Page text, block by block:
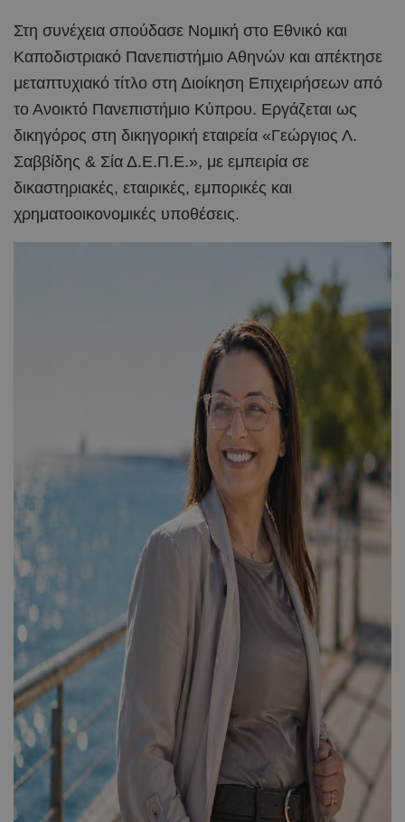
Στη συνέχεια σπούδασε Νομική στο Εθνικό και
Καποδιστριακό Πανεπιστήμιο Αθηνών και απέκτησε
μεταπτυχιακό τίτλο στη Διοίκηση Επιχειρήσεων από
το Ανοικτό Πανεπιστήμιο Κύπρου. Εργάζεται ως
δικηγόρος στη δικηγορική εταιρεία «Γεώργιος Λ.
Σαββίδης & Σία Δ.Ε.Π.Ε.», με εμπειρία σε
δικαστηριακές, εταιρικές, εμπορικές και
χρηματοοικονομικές υποθέσεις.